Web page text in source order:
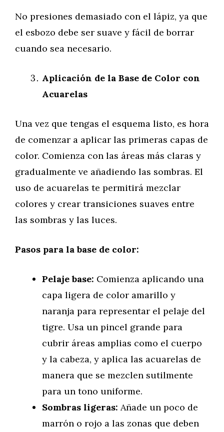
No presiones demasiado con el lápiz, ya que
el esbozo debe ser suave y fácil de borrar
cuando sea necesario.
Aplicación de la Base de Color con
Acuarelas
Una vez que tengas el esquema listo, es hora
de comenzar a aplicar las primeras capas de
color. Comienza con las áreas más claras y
gradualmente ve añadiendo las sombras. El
uso de acuarelas te permitirá mezclar
colores y crear transiciones suaves entre
las sombras y las luces.
Pasos para la base de color:
Pelaje base: Comienza aplicando una
capa ligera de color amarillo y
naranja para representar el pelaje del
tigre. Usa un pincel grande para
cubrir áreas amplias como el cuerpo
y la cabeza, y aplica las acuarelas de
manera que se mezclen sutilmente
para un tono uniforme.
Sombras ligeras: Añade un poco de
marrón o rojo a las zonas que deben